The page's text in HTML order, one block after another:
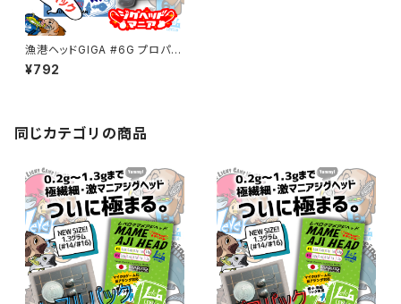
漁港ヘッドGIGA #6G プロパッ
ク 2.5～3g【JigHead Mania】
¥792
同じカテゴリの商品